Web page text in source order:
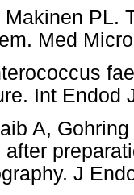
PL.
Med
Int Endod
A,
J